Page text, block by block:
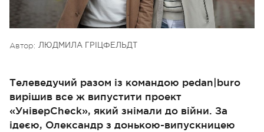
Автор: ЛЮДМИЛА ГРІЦФЕЛЬДТ
Телеведучий разом із командою pedan|buro
вирішив все ж випустити проект
«УніверСheck», який знімали до війни. За
ідеєю, Олександр з донькою-випускницею